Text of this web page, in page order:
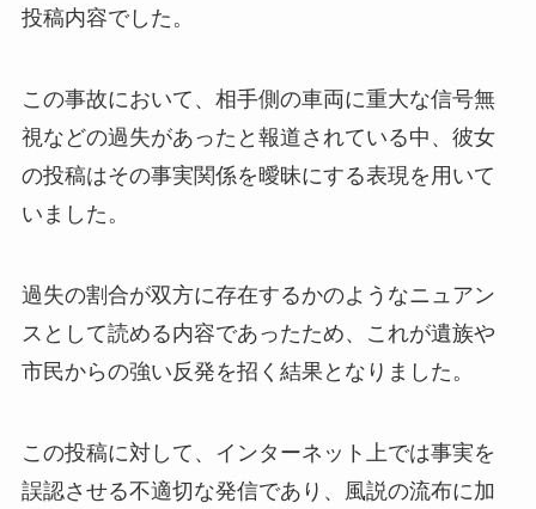
投稿内容でした。
この事故において、相手側の車両に重大な信号無
視などの過失があったと報道されている中、彼女
の投稿はその事実関係を曖昧にする表現を用いて
いました。
過失の割合が双方に存在するかのようなニュアン
スとして読める内容であったため、これが遺族や
市民からの強い反発を招く結果となりました。
この投稿に対して、インターネット上では事実を
誤認させる不適切な発信であり、風説の流布に加